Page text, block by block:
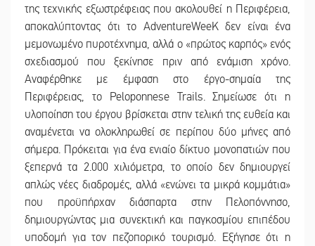
της τεχνικής εξωστρέφειας που ακολουθεί η Περιφέρεια,
αποκαλύπτοντας ότι το AdventureWeeK δεν είναι ένα
μεμονωμένο πυροτέχνημα, αλλά ο «πρώτος καρπός» ενός
σχεδιασμού που ξεκίνησε πριν από ενάμιση χρόνο.
Αναφέρθηκε με έμφαση στο έργο-σημαία της
Περιφέρειας, το Peloponnese Trails. Σημείωσε ότι η
υλοποίηση του έργου βρίσκεται στην τελική της ευθεία και
αναμένεται να ολοκληρωθεί σε περίπου δύο μήνες από
σήμερα. Πρόκειται για ένα ενιαίο δίκτυο μονοπατιών που
ξεπερνά τα 2.000 χιλιόμετρα, το οποίο δεν δημιουργεί
απλώς νέες διαδρομές, αλλά «ενώνει τα μικρά κομμάτια»
που προϋπήρχαν διάσπαρτα στην Πελοπόννησο,
δημιουργώντας μια συνεκτική και παγκοσμίου επιπέδου
υποδομή για τον πεζοπορικό τουρισμό. Εξήγησε ότι η